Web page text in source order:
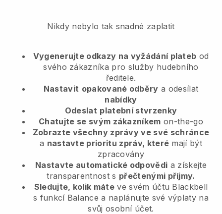
Nikdy nebylo tak snadné zaplatit
Vygenerujte odkazy na vyžádání plateb od
svého zákazníka pro služby hudebního
ředitele.
Nastavit opakované odběry a odesílat
nabídky
Odeslat platební stvrzenky
Chatujte se svým zákazníkem on-the-go
Zobrazte všechny zprávy ve své schránce
a nastavte prioritu zpráv, které mají být
zpracovány
Nastavte automatické odpovědi a získejte
transparentnost s přečtenými příjmy.
Sledujte, kolik máte ve svém účtu Blackbell
s funkcí Balance a naplánujte své výplaty na
svůj osobní účet.